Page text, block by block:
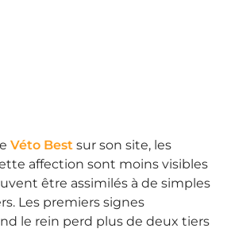
Véto Best sur son site, les
affection sont moins visibles
être assimilés à de simples
Les premiers signes
le rein perd plus de deux tiers